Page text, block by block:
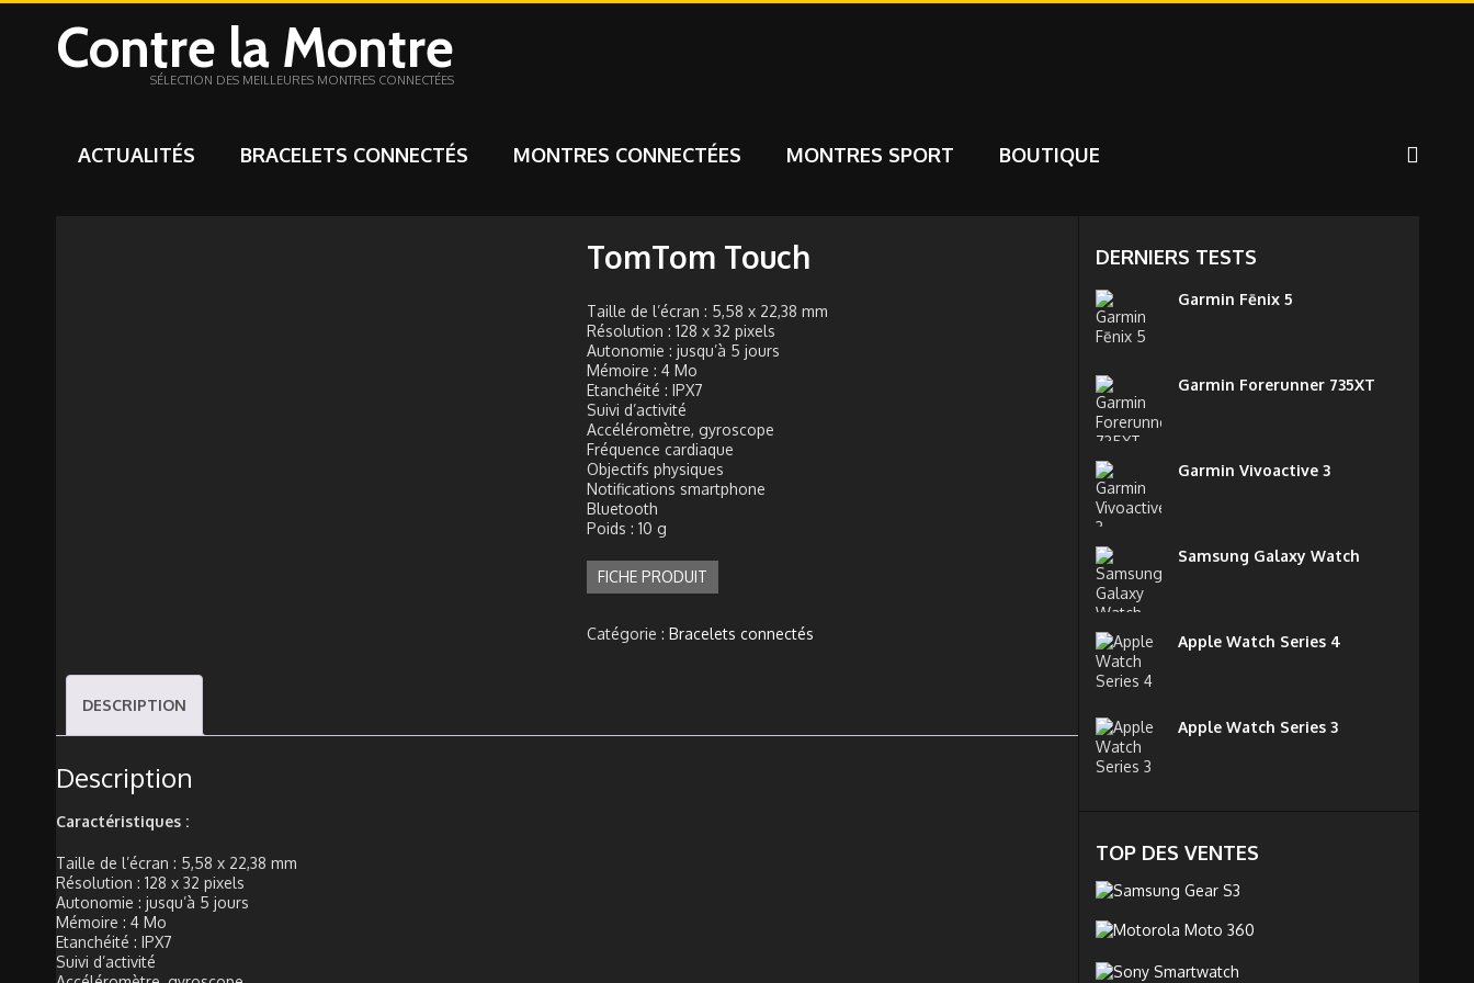
Contre la Montre
SÉLECTION DES MEILLEURES MONTRES CONNECTÉES
ACTUALITÉS BRACELETS CONNECTÉS MONTRES CONNECTÉES MONTRES SPORT BOUTIQUE
TomTom Touch
Taille de l’écran : 5,58 x 22,38 mm
Résolution : 128 x 32 pixels
Autonomie : jusqu’à 5 jours
Mémoire : 4 Mo
Etanchéité : IPX7
Suivi d’activité
Accéléromètre, gyroscope
Fréquence cardiaque
Objectifs physiques
Notifications smartphone
Bluetooth
Poids : 10 g
FICHE PRODUIT
Catégorie :Bracelets connectés
DESCRIPTION
Description
Caractéristiques :
Taille de l’écran : 5,58 x 22,38 mm
Résolution : 128 x 32 pixels
Autonomie : jusqu’à 5 jours
Mémoire : 4 Mo
Etanchéité : IPX7
Suivi d’activité
DERNIERS TESTS
Garmin Fēnix 5
Garmin Forerunner 735XT
Garmin Vivoactive 3
Samsung Galaxy Watch
Apple Watch Series 4
Apple Watch Series 3
TOP DES VENTES